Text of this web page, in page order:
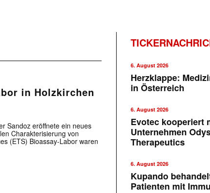
in Holzkirchen
Sandoz eröffnete ein neues
Charakterisierung von
(ETS) Bioassay-Labor waren
6. August 2026
Herzklappe:
in Österreich
6. August 2026
Evotec kooperiert
Unternehmen
Therapeutics
6. August 2026
Kupando
Patienten mit